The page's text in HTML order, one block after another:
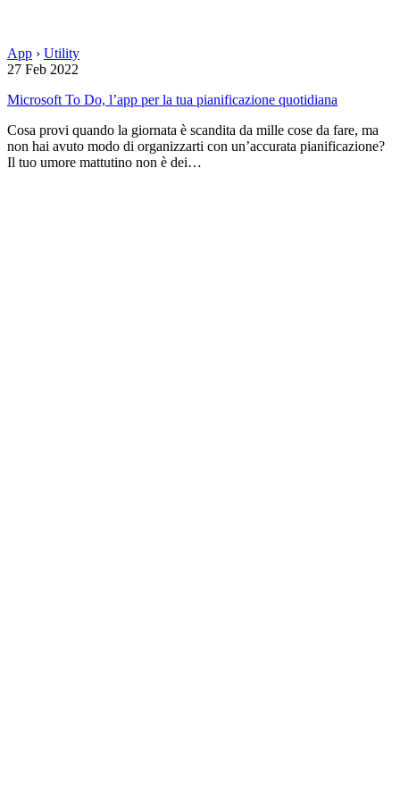
App › Utility
27 Feb 2022
Microsoft To Do, l’app per la tua pianificazione quotidiana
Cosa provi quando la giornata è scandita da mille cose da fare, ma
non hai avuto modo di organizzarti con un’accurata pianificazione?
Il tuo umore mattutino non è dei…